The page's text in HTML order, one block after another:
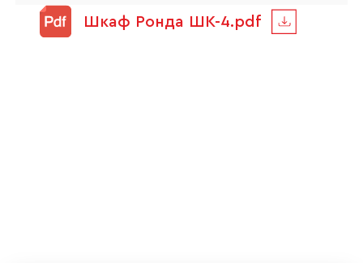
Шкаф Ронда ШК-4.pdf